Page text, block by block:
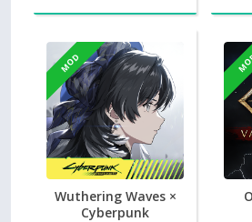
MOD
Wuthering Waves ×
Cyberpunk